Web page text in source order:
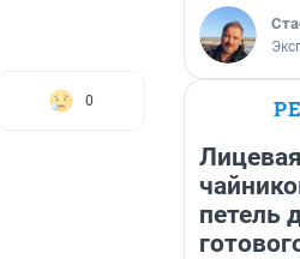
0
петель